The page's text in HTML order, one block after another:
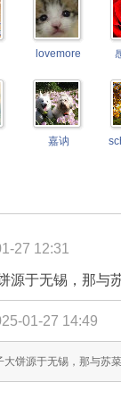
lovemore
嘉讷
27 12:31
源于无锡，那与
01-27 14:49
大饼源于无锡，那与苏